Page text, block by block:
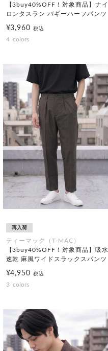
【3buy40%OFF！対象商品】ナイ
ロンタスラン バギーハーフパンツ
¥3,960税込
4 colors
再入荷
ティーマック（T-MAC）
【3buy40%OFF！対象商品】吸水
速乾 麻風ワイドスラックスパンツ
¥4,950税込
3 colors